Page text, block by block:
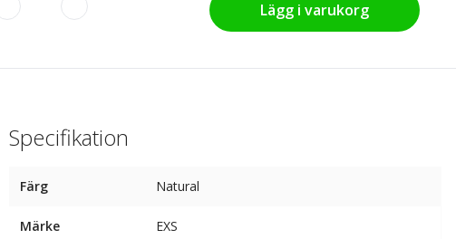
Lägg i varukorg
Specifikation
Färg Natural
Märke EXS